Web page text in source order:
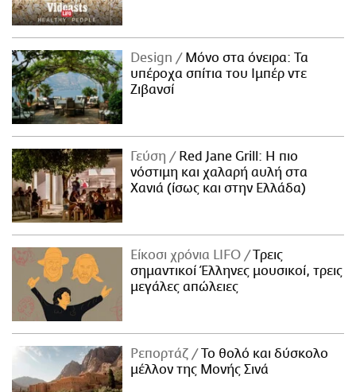
Design
Μόνο στα όνειρα: Τα
υπέροχα σπίτια του Ιμπέρ ντε
Ζιβανσί
Γεύση
Red Jane Grill: Η πιο
νόστιμη και χαλαρή αυλή στα
Χανιά (ίσως και στην Ελλάδα)
Είκοσι χρόνια LIFO
Tρεις
σημαντικοί Έλληνες μουσικοί, τρεις
μεγάλες απώλειες
Ρεπορτάζ
Το θολό και δύσκολο
μέλλον της Μονής Σινά